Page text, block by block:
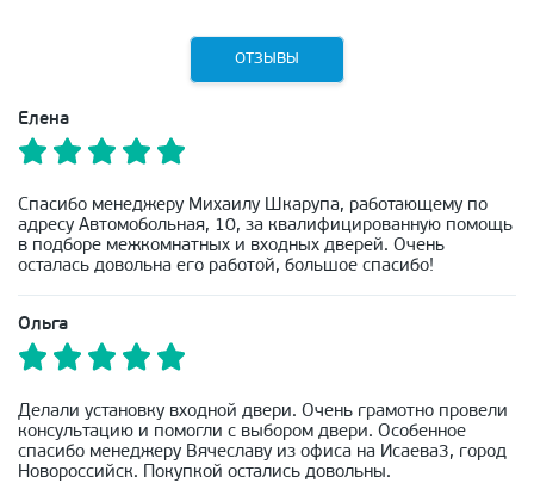
ОТЗЫВЫ
Елена
Спасибо менеджеру Михаилу Шкарупа, работающему по
адресу Автомобольная, 10, за квалифицированную помощь
в подборе межкомнатных и входных дверей. Очень
осталась довольна его работой, большое спасибо!
Ольга
Делали установку входной двери. Очень грамотно провели
консультацию и помогли с выбором двери. Особенное
спасибо менеджеру Вячеславу из офиса на Исаева3, город
Новороссийск. Покупкой остались довольны.